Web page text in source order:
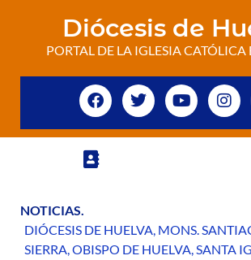
Diócesis de
PORTAL DE LA IGLESIA CATÓLICA
NOTICIAS.
DIÓCESIS DE HUELVA, MONS.
SIERRA,OBISPO DE HUELVA,SANTA